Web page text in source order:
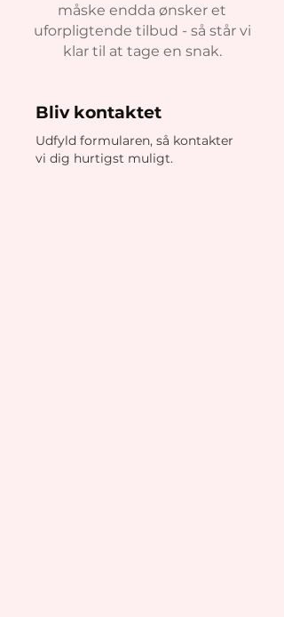
måske endda ønsker et
uforpligtende tilbud - så står vi
klar til at tage en snak.
Bliv kontaktet
Udfyld formularen, så kontakter
vi dig hurtigst muligt.